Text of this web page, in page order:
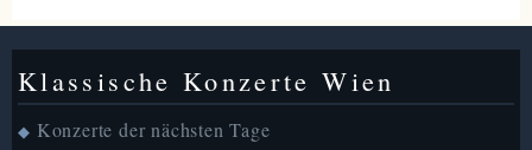
Klassische Konzerte Wien
◆ Konzerte der nächsten Tage